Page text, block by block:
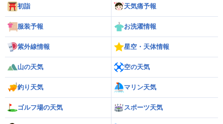
初詣 天気痛予報
服装予報 お洗濯情報
紫外線情報 星空・天体情報
山の天気 空の天気
釣り天気 マリン天気
ゴルフ場の天気 スポーツ天気